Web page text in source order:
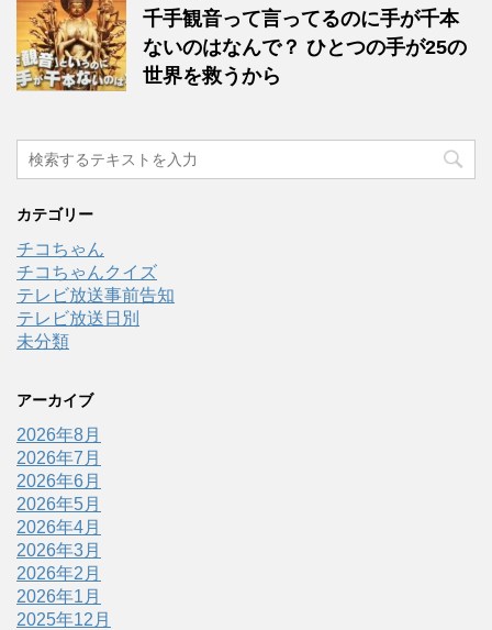
千手観音って言ってるのに手が千本
ないのはなんで？ ひとつの手が25の
世界を救うから
カテゴリー
チコちゃん
チコちゃんクイズ
テレビ放送事前告知
テレビ放送日別
未分類
アーカイブ
2026年8月
2026年7月
2026年6月
2026年5月
2026年4月
2026年3月
2026年2月
2026年1月
2025年12月